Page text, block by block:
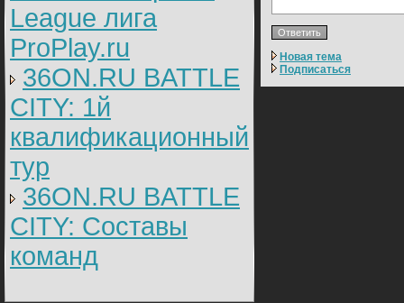
League лига
ProPlay.ru
36ON.RU BATTLE
CITY: 1й
квалификационный
тур
36ON.RU BATTLE
CITY: Составы
команд
Новая тема
Подписаться